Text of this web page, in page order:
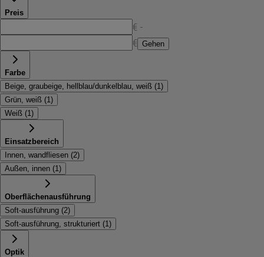
Preis
€ -
€ Gehen
Farbe
Beige, graubeige, hellblau/dunkelblau, weiß (1 )
Grün, weiß (1 )
Weiß (1 )
Einsatzbereich
Innen, wandfliesen (2)
Außen, innen (1 )
Oberflächenausführung
Soft-ausführung (2)
Soft-ausführung, strukturiert (1 )
Optik